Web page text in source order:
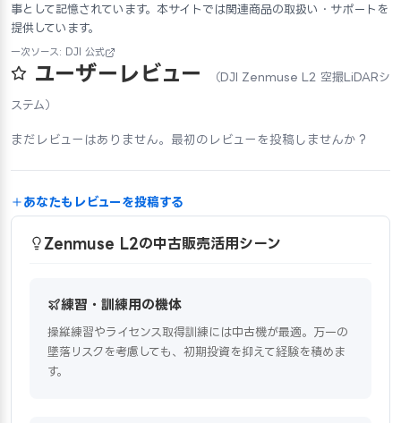
事として記憶されています。本サイトでは関連商品の取扱い・サポートを
提供しています。
一次ソース: DJI 公式
ユーザーレビュー （DJI Zenmuse L2 空撮LiDARシ
ステム）
まだレビューはありません。最初のレビューを投稿しませんか？
あなたもレビューを投稿する
Zenmuse L2の中古販売活用シーン
練習・訓練用の機体
操縦練習やライセンス取得訓練には中古機が最適。万一の
墜落リスクを考慮しても、初期投資を抑えて経験を積めま
す。